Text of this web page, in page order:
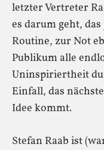
letzter Vertreter
es darum geht,
Routine, zur Not
Publikum alle
Uninspiriertheit
Einfall, das
Idee kommt.
Stefan Raab ist